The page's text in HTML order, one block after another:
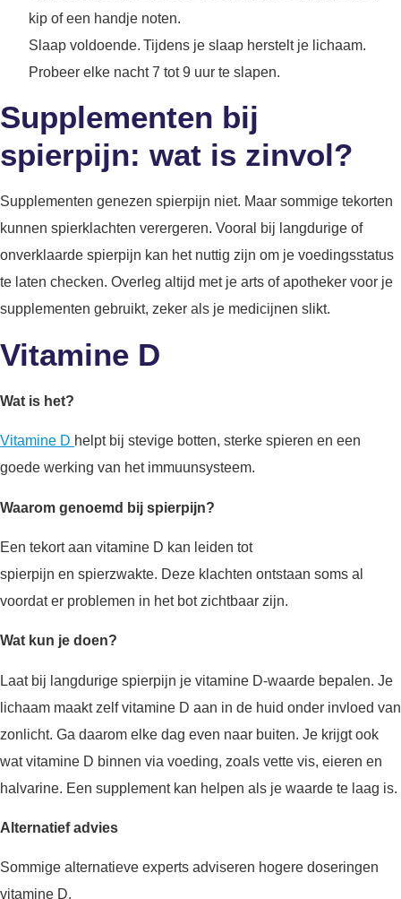
kip of een handje noten.
Slaap voldoende. Tijdens je slaap herstelt je lichaam.
Probeer elke nacht 7 tot 9 uur te slapen.
Supplementen bij
spierpijn: wat is zinvol?
Supplementen genezen spierpijn niet. Maar sommige tekorten
kunnen spierklachten verergeren. Vooral bij langdurige of
onverklaarde spierpijn kan het nuttig zijn om je voedingsstatus
te laten checken. Overleg altijd met je arts of apotheker voor je
supplementen gebruikt, zeker als je medicijnen slikt.
Vitamine D
Wat is het?
Vitamine D helpt bij stevige botten, sterke spieren en een
goede werking van het immuunsysteem.
Waarom genoemd bij spierpijn?
Een tekort aan vitamine D kan leiden tot
spierpijn en spierzwakte. Deze klachten ontstaan soms al
voordat er problemen in het bot zichtbaar zijn.
Wat kun je doen?
Laat bij langdurige spierpijn je vitamine D-waarde bepalen. Je
lichaam maakt zelf vitamine D aan in de huid onder invloed van
zonlicht. Ga daarom elke dag even naar buiten. Je krijgt ook
wat vitamine D binnen via voeding, zoals vette vis, eieren en
halvarine. Een supplement kan helpen als je waarde te laag is.
Alternatief advies
Sommige alternatieve experts adviseren hogere doseringen
vitamine D.